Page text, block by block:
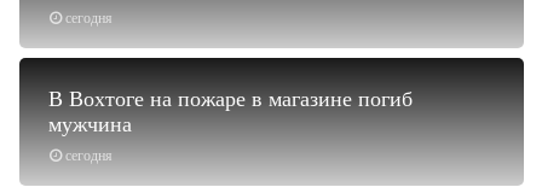
сегодня
сегодня
В Вохтоге на пожаре в магазине погиб
мужчина